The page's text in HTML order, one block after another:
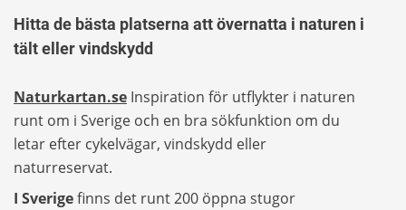
Hitta de bästa platserna att övernatta i naturen i
tält eller vindskydd
Naturkartan.se Inspiration för utflykter i naturen
runt om i Sverige och en bra sökfunktion om du
letar efter cykelvägar, vindskydd eller
naturreservat.
I Sverigefinns det runt200 öppna stugor